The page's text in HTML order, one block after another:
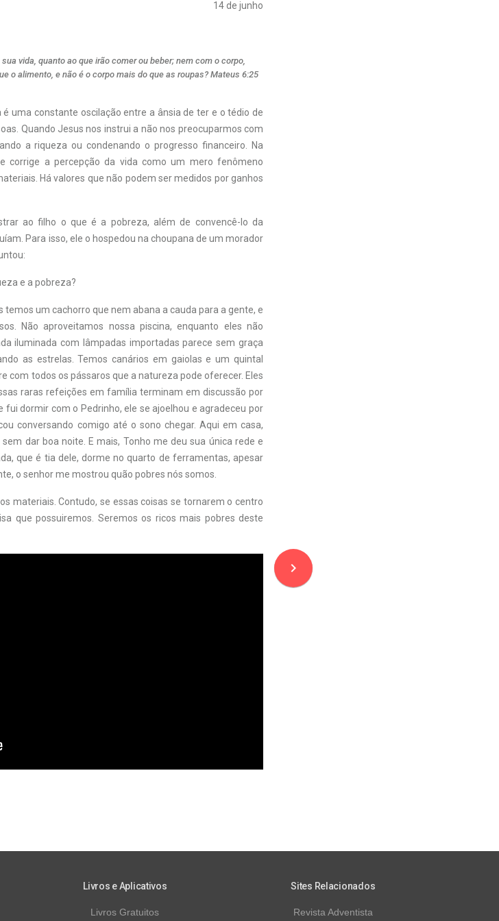
14 de junho
vida, quanto ao que irão comer ou beber; nem com o corpo,
o alimento, e não é o corpo mais do que as roupas? Mateus 6:25
uma constante oscilação entre a ânsia de ter e o tédio de
Quando Jesus nos instrui a não nos preocuparmos com
a riqueza ou condenando o progresso financeiro. Na
corrige a percepção da vida como um mero fenômeno
Há valores que não podem ser medidos por ganhos
ao filho o que é a pobreza, além de convencê-lo da
Para isso, ele o hospedou na choupana de um morador
e a pobreza?
temos um cachorro que nem abana a cauda para a gente, e
Não aproveitamos nossa piscina, enquanto eles não
iluminada com lâmpadas importadas parece sem graça
as estrelas. Temos canários em gaiolas e um quintal
com todos os pássaros que a natureza pode oferecer. Eles
raras refeições em família terminam em discussão por
fui dormir com o Pedrinho, ele se ajoelhou e agradeceu por
conversando comigo até o sono chegar. Aqui em casa,
dar boa noite. E mais, Tonho me deu sua única rede e
que é tia dele, dorme no quarto de ferramentas, apesar
o senhor me mostrou quão pobres nós somos.
materiais. Contudo, se essas coisas se tornarem o centro
que possuiremos. Seremos os ricos mais pobres deste
navigate_next
Livros e Aplicativos
Livros Gratuitos
Sites Relacionados
Revista Adventista